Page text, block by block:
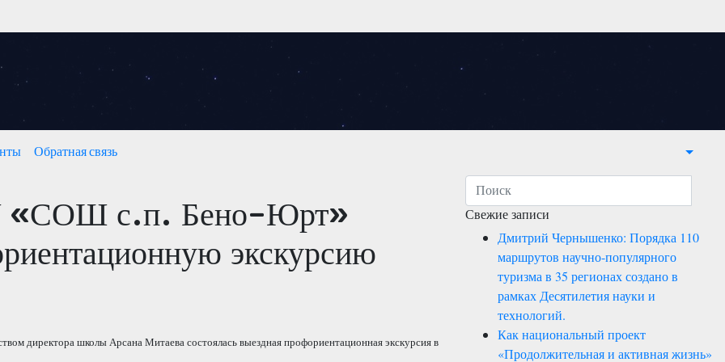
Обратная связь
«СОШ с.п. Бено-Юрт»
экскурсию
директора школы Арсана Митаева состоялась выездная профориентационная экскурсия в
Свежие записи
Дмитрий Чернышенко: Порядка 110
маршрутов научно-популярного
туризма в 35 регионах создано в
рамках Десятилетия науки и
технологий.
Как национальный проект
«Продолжительная и активная жизнь»